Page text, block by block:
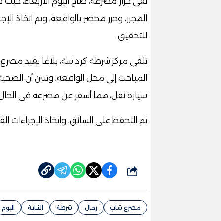
المجزر، وحرر محضر بالواقعة، وتم اتخاذ
للتحقيق.
تلقى مركز شرطة كرداسة، بلاغا يفيد
المباحث إلى محل الواقعة، وتبين أن
سيارة نقل، مما أسفر عن مصرعه فى
تم التحفظ على السائق، واتخاذ الإجراءات
شارك
مصرع شاب رجال شرطة النيابة اليوم